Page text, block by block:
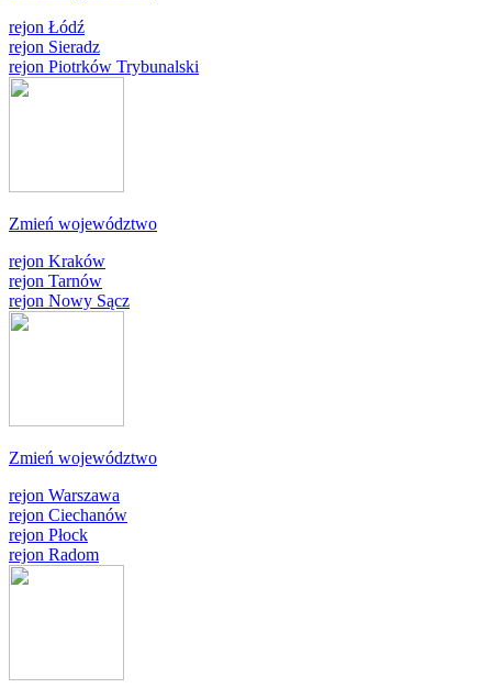
rejon Łódź
rejon Sieradz
rejon Piotrków Trybunalski
Zmień województwo
rejon Kraków
rejon Tarnów
rejon Nowy Sącz
Zmień województwo
rejon Warszawa
rejon Ciechanów
rejon Płock
rejon Radom